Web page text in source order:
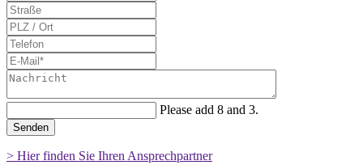
Please add 8 and 3.
Senden
> Hier finden Sie Ihren Ansprechpartner